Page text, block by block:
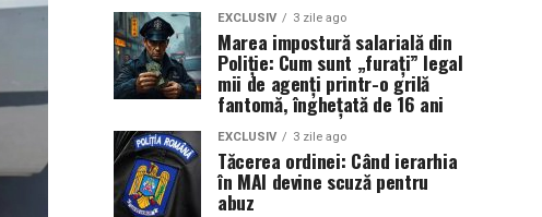
EXCLUSIV 3 zile ago
Marea impostură salarială din
Poliție: Cum sunt „furați” legal
mii de agenți printr-o grilă
fantomă, înghețată de 16 ani
EXCLUSIV 3 zile ago
Tăcerea ordinei: Când ierarhia
în MAI devine scuză pentru
abuz